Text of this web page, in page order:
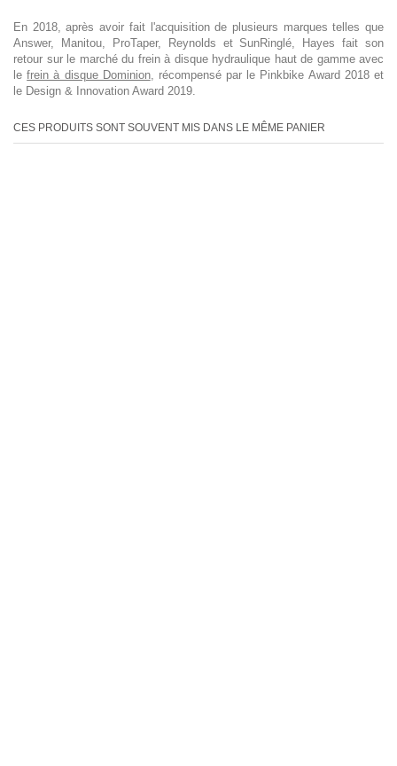
En 2018, après avoir fait l'acquisition de plusieurs marques telles que
Answer, Manitou, ProTaper, Reynolds et SunRinglé, Hayes fait son
retour sur le marché du frein à disque hydraulique haut de gamme avec
lefrein à disque Dominion, récompensé par le Pinkbike Award 2018 et
le Design & Innovation Award 2019.
CES PRODUITS SONT SOUVENT MIS DANS LE MÊME PANIER